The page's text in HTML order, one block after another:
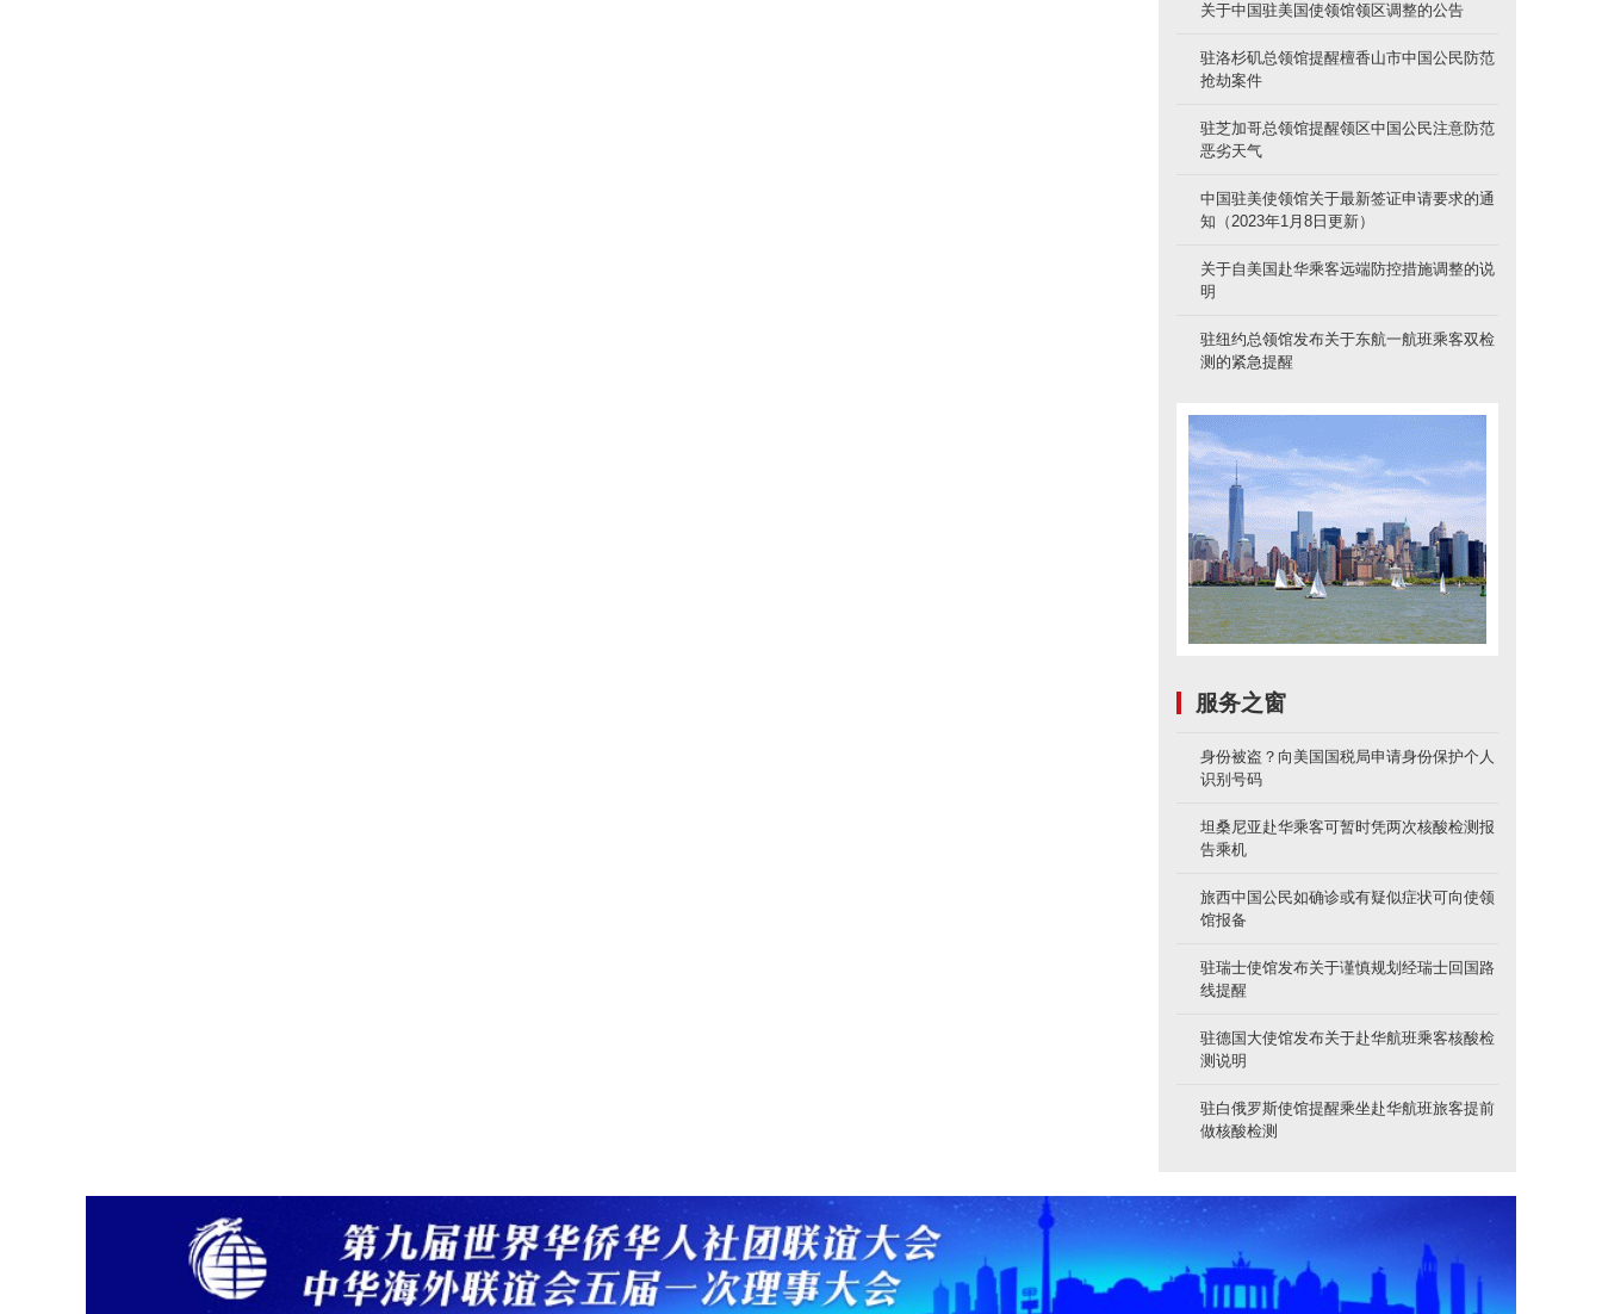
关于中国驻美国使领馆领区调整的公告
驻洛杉矶总领馆提醒檀香山市中国公民防范
抢劫案件
驻芝加哥总领馆提醒领区中国公民注意防范
恶劣天气
中国驻美使领馆关于最新签证申请要求的通
知（2023年1月8日更新）
关于自美国赴华乘客远端防控措施调整的说
明
驻纽约总领馆发布关于东航一航班乘客双检
测的紧急提醒
服务之窗
身份被盗？向美国国税局申请身份保护个人
识别号码
坦桑尼亚赴华乘客可暂时凭两次核酸检测报
告乘机
旅西中国公民如确诊或有疑似症状可向使领
馆报备
驻瑞士使馆发布关于谨慎规划经瑞士回国路
线提醒
驻德国大使馆发布关于赴华航班乘客核酸检
测说明
驻白俄罗斯使馆提醒乘坐赴华航班旅客提前
做核酸检测